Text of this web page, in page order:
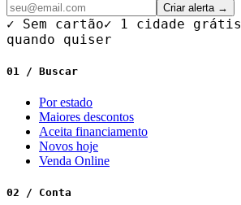
Criar alerta →
✓ Sem cartão✓ 1 cidade grátis
quando quiser
01 / Buscar
Por estado
Maiores descontos
Aceita financiamento
Novos hoje
Venda Online
02 / Conta